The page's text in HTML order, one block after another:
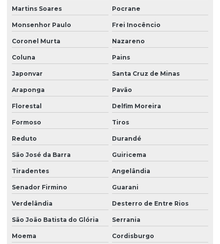
Martins Soares Pocrane
Monsenhor Paulo Frei Inocêncio
Coronel Murta Nazareno
Coluna Pains
Japonvar Santa Cruz de Minas
Araponga Pavão
Florestal Delfim Moreira
Formoso Tiros
Reduto Durandé
São José da Barra Guiricema
Tiradentes Angelândia
Senador Firmino Guarani
Verdelândia Desterro de Entre Rios
São João Batista do Glória Serrania
Moema Cordisburgo